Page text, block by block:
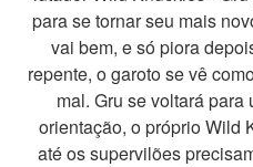
para se tornar seu mais
vai bem, e só piora
repente, o garoto se vê
mal. Gru se voltará
orientação, o próprio Wild
até os supervilões